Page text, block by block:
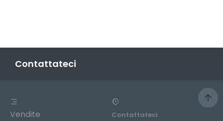
Contattateci
Vendite
Contattateci